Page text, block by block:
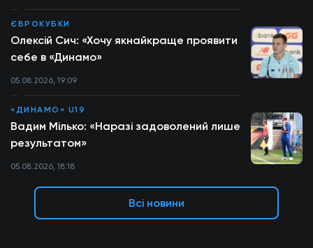
ЄВРОКУБКИ
Олексій Сич: «Хочу якнайкраще проявити
себе в «Динамо»
05.08.2026, 19:09
«ДИНАМО» U19
Вадим Мілько: «Наразі задоволений лише
результатом»
05.08.2026, 18:18
Всі новини